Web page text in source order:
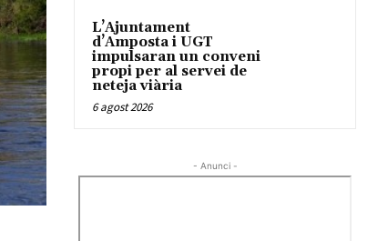
L’Ajuntament
d’Amposta i UGT
impulsaran un conveni
propi per al servei de
neteja viària
6 agost 2026
- Anunci -